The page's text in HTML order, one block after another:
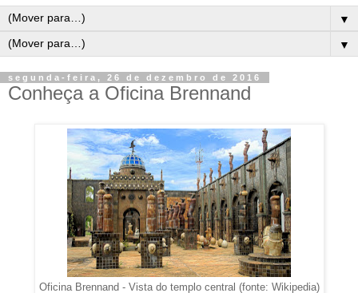
▼
▼
segunda-feira, 26 de dezembro de 2016
Conheça a Oficina Brennand
Oficina Brennand - Vista do templo central (fonte: Wikipedia)